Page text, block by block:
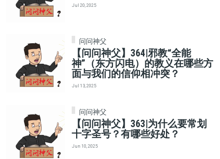
Jul 20, 2025
问问神父
【问问神父】364|邪教“全能
神”（东方闪电）的教义在哪些方
面与我们的信仰相冲突？
Jul 13, 2025
问问神父
【问问神父】363|为什么要常划
十字圣号？有哪些好处？
Jun 10, 2025